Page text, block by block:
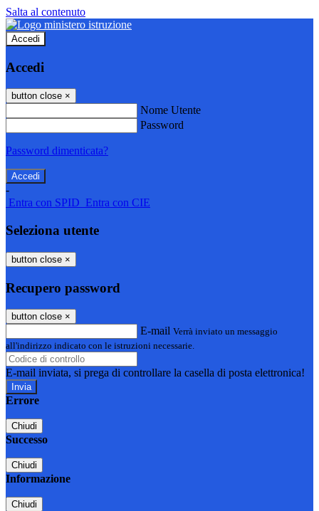
Salta al contenuto
Accedi
Accedi
button close ×
Nome Utente
Password
Password dimenticata?
-
Entra con SPID Entra con CIE
Seleziona utente
button close ×
Recupero password
button close ×
E-mail Verrà inviato un messaggio
all'indirizzo indicato con le istruzioni necessarie.
E-mail inviata, si prega di controllare la casella di posta elettronica!
Errore
Chiudi
Successo
Chiudi
Informazione
Chiudi